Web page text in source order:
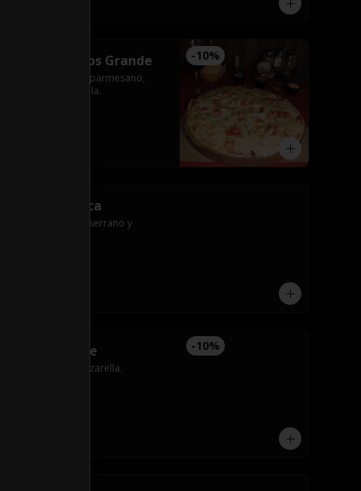
-10%
Cuatro Quesos Grande
Roquefort, fundo, parmesano,
tomate y mozzarella.
Francesa Chica
Roquefort, jamón serrano y
-10%
Hawai Grande
Jamón, piña y mozzarella.